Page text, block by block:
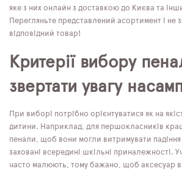
яке з них онлайн з доставкою до Києва та
Перегляньте представлений асортимент і не
відповідний товар!
Критерії вибору
звертати увагу
При виборі потрібно орієнтуватися як на
дитини. Наприклад, для першокласників
пенали, щоб вони могли витримувати
заховані всередині шкільні приналежності.
часто малюють, тому бажано, щоб аксесуар